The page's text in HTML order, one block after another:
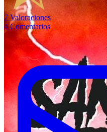
7 Valoraciones
4 Comentarios